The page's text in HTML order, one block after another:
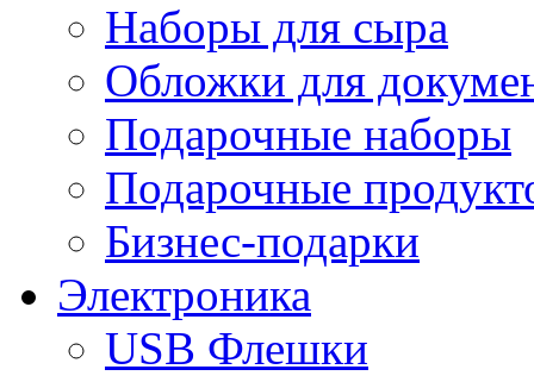
Наборы для сыра
Обложки для
Подарочные наборы
Подарочные
Бизнес-подарки
Электроника
USB Флешки